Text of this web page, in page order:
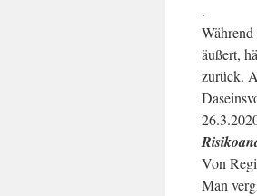
.
äußert,
zurück.
Von
Man